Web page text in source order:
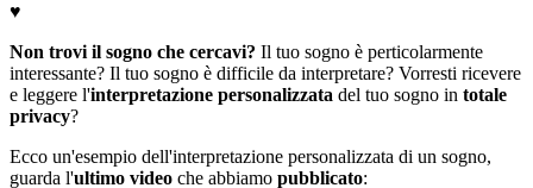
♥
Non trovi il sogno che cercavi? Il tuo sogno è perticolarmente
interessante? Il tuo sogno è difficile da interpretare? Vorresti ricevere
e leggere l'interpretazione personalizzata del tuo sogno in totale
privacy?
Ecco un'esempio dell'interpretazione personalizzata di un sogno,
guarda l'ultimo video che abbiamo pubblicato: